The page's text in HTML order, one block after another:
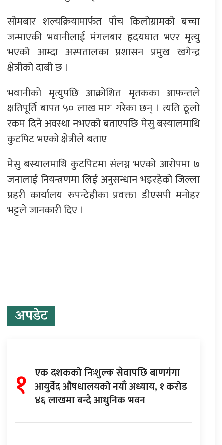
सोमबार शल्यक्रियामार्फत पाँच किलोग्रामको बच्चा
जन्माएकी भवानीलाई मंगलबार हृदयघात भएर मृत्यु
भएको आम्दा अस्पतालका प्रशासन प्रमुख खगेन्द्र
क्षेत्रीको दाबी छ ।
भवानीको मृत्युपछि आक्रोशित मृतकका आफन्तले
क्षतिपूर्ति बापत ५० लाख माग गरेका छन् । त्यति ठूलो
रकम दिने अवस्था नभएको बताएपछि मेसु बस्यालमाथि
कुटपिट भएको क्षेत्रीले बताए ।
मेसु बस्यालमाथि कुटपिटमा संलग्न भएको आरोपमा ७
जनालाई नियन्त्रणमा लिई अनुसन्धान भइरहेको जिल्ला
प्रहरी कार्यालय रुपन्देहीका प्रवक्ता डीएसपी मनोहर
भट्टले जानकारी दिए ।
अपडेट
१ एक दशकको निःशुल्क सेवापछि बाणगंगा
आयुर्वेद औषधालयको नयाँ अध्याय, १ करोड
४६ लाखमा बन्दै आधुनिक भवन